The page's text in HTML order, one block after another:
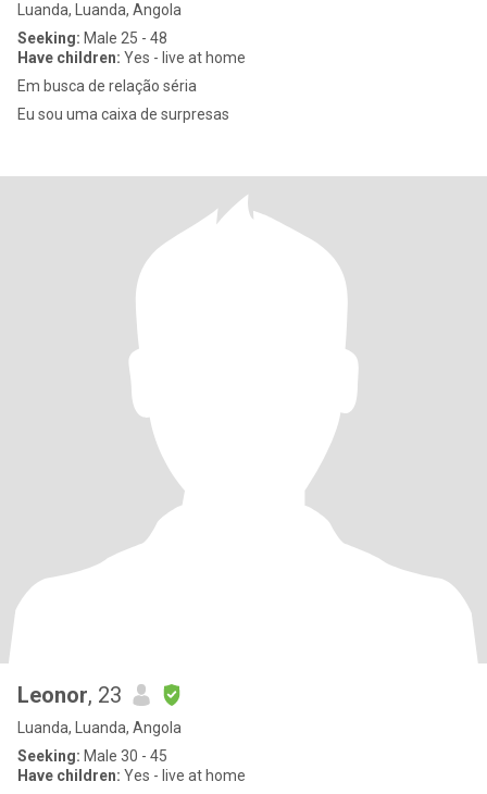
Luanda, Luanda, Angola
Seeking: Male 25 - 48
Have children: Yes - live at home
Em busca de relação séria
Eu sou uma caixa de surpresas
Leonor, 23
Luanda, Luanda, Angola
Seeking: Male 30 - 45
Have children: Yes - live at home